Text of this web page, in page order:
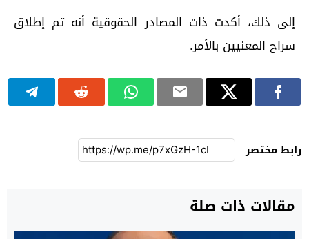
إلى ذلك، أكدت ذات المصادر الحقوقية أنه تم إطلاق
سراح المعنيين بالأمر.
رابط مختصر
مقالات ذات صلة